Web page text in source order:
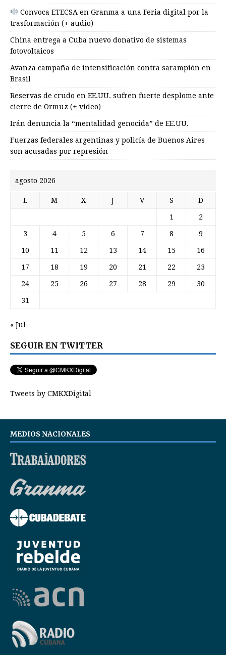
Convoca ETECSA en Granma a una Feria digital por la
trasformación (+ audio)
China entrega a Cuba nuevo donativo de sistemas
fotovoltaicos
Avanza campaña de intensificación contra sarampión en
Brasil
Reservas de crudo en EE.UU. sufren fuerte desplome ante
cierre de Ormuz (+ video)
Irán denuncia la “mentalidad genocida” de EE.UU.
Fuerzas federales argentinas y policía de Buenos Aires
son acusadas por represión
agosto 2026
L M X J V S D
1 2
3 4 5 6 7 8 9
10 11 12 13 14 15 16
17 18 19 20 21 22 23
24 25 26 27 28 29 30
31
« Jul
SEGUIR EN TWITTER
Tweets by CMKXDigital
MEDIOS NACIONALES